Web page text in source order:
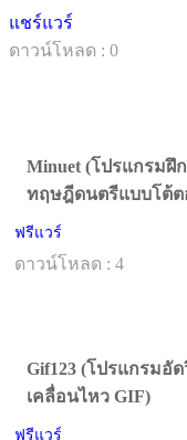
แชร์แวร์
ดาวน์โหลด : 0
Minuet (โปรแกรมฝึ
ทฤษฎีดนตรีแบบโต้ต
ฟรีแวร์
ดาวน์โหลด : 4
Gif123 (โปรแกรมอั
เคลื่อนไหว GIF)
ฟรีแวร์